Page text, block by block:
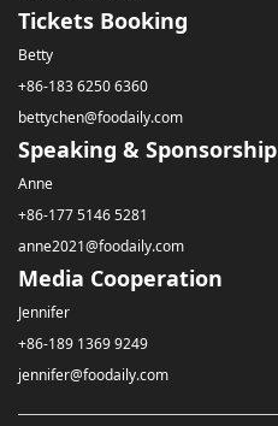
Tickets Booking
Betty
+86-183 6250 6360
bettychen@foodaily.com
Speaking & Sponsorship
Anne
+86-177 5146 5281
anne2021@foodaily.com
Media Cooperation
Jennifer
+86-189 1369 9249
jennifer@foodaily.com